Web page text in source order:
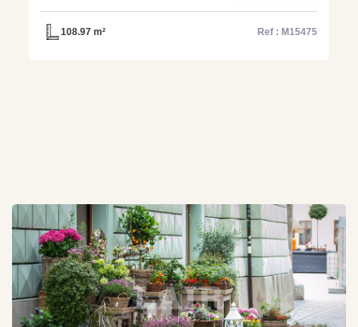
coeur du bourg - M15475
108.97 m² Ref : M15475